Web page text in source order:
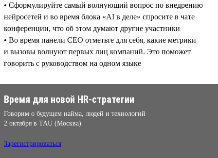
• Сформулируйте самый волнующий вопрос по внедрению
нейросетей и во время блока «AI в деле» спросите в чате
конференции, что об этом думают другие участники
• Во время панели CEO отметьте для себя, какие метрики
и вызовы волнуют первых лиц компаний. Это поможет
говорить с руководством на одном языке
Время для новой HR-стратегии
Говорим о будущем найма, людей и технологий
2 октября в TAU (Москва)
Зарегистрироваться